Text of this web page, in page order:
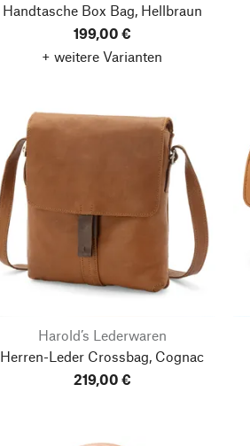
Handtasche Box Bag, Hellbraun
199,00 €
+ weitere Varianten
Harold’s Lederwaren
Herren-Leder Crossbag, Cognac
219,00 €